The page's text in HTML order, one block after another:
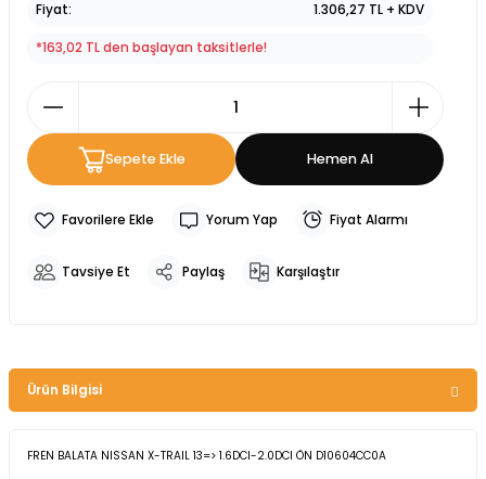
Fiyat 1.306,27 TL + KDV
*163,02 TL den başlayan taksitlerle!
Sepete Ekle Hemen Al
Yorum Yap Fiyat Alarmı
Tavsiye Et Paylaş Karşılaştır
Ürün Bilgisi
FREN BALATA NISSAN X-TRAIL 13=> 1.6DCI-2.0DCI ÖN D10604CC0A